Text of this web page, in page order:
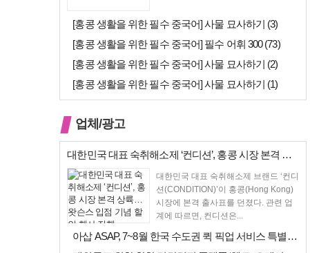
[홍콩 생활을 위한 필수 중국어] 사물 묘사하기 (3)
[홍콩 생활을 위한 필수 중국어] 필수 어휘 300 (73)
[홍콩 생활을 위한 필수 중국어] 사물 묘사하기 (2)
[홍콩 생활을 위한 필수 중국어] 사물 묘사하기 (1)
업체/광고
대한민국 대표 숙취해소제 ‘컨디션’, 홍콩 시장 본격 상륙… 왓슨스 입점…
대한민국 대표 숙취해소제 브랜드 ‘컨디
션(CONDITION)’이 홍콩(Hong Kong)
시장에 본격 출사표를 던졌다. 관련 업
계에 따르면, 컨디션은...
아삽 ASAP, 7~8월 한국 수도권 퀵 픽업 서비스 특별 프로모션 실시